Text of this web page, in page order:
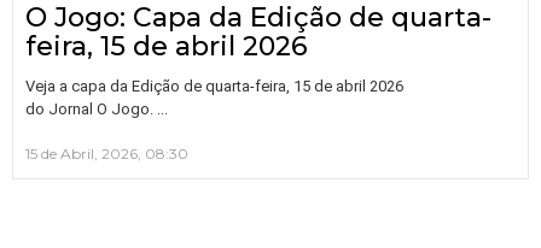
O Jogo: Capa da Edição de quarta-
feira, 15 de abril 2026
Veja a capa da Edição de quarta-feira, 15 de abril 2026
do Jornal O Jogo. …
15 de Abril, 2026, 08:30